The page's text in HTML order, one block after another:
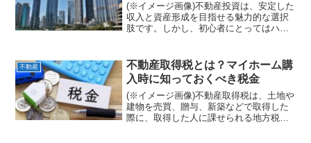
(※イメージ画像)不動産投資は、安定した
収入と資産形成を目指せる魅力的な選択
肢です。しかし、初心者にとってはハー
は、不動産投資の基礎知識から物件選
び、資金計画、リスク管理...
不動産
不動産取得税とは？マイホーム購
入時に知っておくべき税金
(※イメージ画像)不動産取得税は、土地や
建物を売買、贈与、新築などで取得した
際に、取得した人に課せられる地方税で